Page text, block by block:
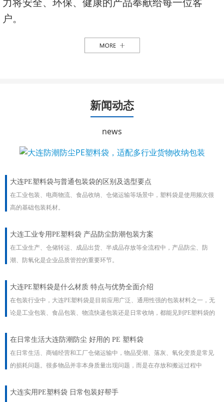
力将安全、环保、健康的产品奉献给每一位客
户。
新闻动态
news
大连PE塑料袋与普通包装袋的区别及选型要点
在工业包装、电商物流、食品收纳、仓储运输等场景中，塑料袋是使用频次很
高的基础包装耗材。
大连工业专用PE塑料袋 产品防尘防潮包装方案
在工业生产、仓储转运、成品出货、半成品存放等全流程中，产品防尘、防
潮、防氧化是企业品质管控的重要环节。
大连PE塑料袋是什么材质 特点与优势全面介绍
在包装行业中，大连PE塑料袋是目前应用广泛、通用性强的包装材料之一，无
论是工业包装、食品包装、物流快递包装还是日常收纳，都能见到PE塑料袋的
​在日常生活大连防潮防尘 好用的 PE 塑料袋
在日常生活、商铺经营和工厂仓储运输中，物品受潮、落灰、氧化变质是常见
的损耗问题。很多物品并非本身质量出现问题，而是在存放和搬运过程中
大连实用PE塑料袋 日常包装好帮手